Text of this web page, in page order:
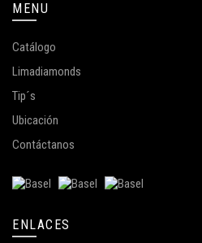
MENU
Catálogo
Limadiamonds
Tip´s
Ubicación
Contáctanos
ENLACES